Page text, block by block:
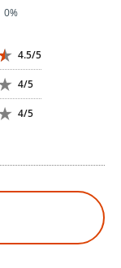
0%
4.5/5
4/5
4/5